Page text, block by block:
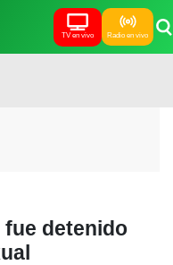
TV en vivo Radio en vivo
fue detenido